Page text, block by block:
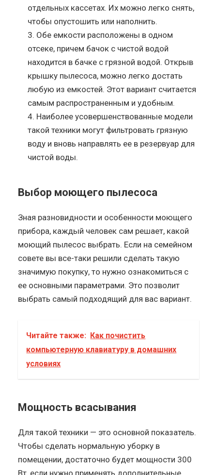
отдельных кассетах. Их можно легко снять,
чтобы опустошить или наполнить.
Обе емкости расположены в одном
отсеке, причем бачок с чистой водой
находится в бачке с грязной водой. Открыв
крышку пылесоса, можно легко достать
любую из емкостей. Этот вариант считается
самым распространенным и удобным.
Наиболее усовершенствованные модели
такой техники могут фильтровать грязную
воду и вновь направлять ее в резервуар для
чистой воды.
Выбор моющего пылесоса
Зная разновидности и особенности моющего
прибора, каждый человек сам решает, какой
моющий пылесос выбрать. Если на семейном
совете вы все-таки решили сделать такую
значимую покупку, то нужно ознакомиться с
ее основными параметрами. Это позволит
выбрать самый подходящий для вас вариант.
Читайте также: Как почистить
компьютерную клавиатуру в домашних
условиях
Мощность всасывания
Для такой техники — это основной показатель.
Чтобы сделать нормальную уборку в
помещении, достаточно будет мощности 300
Вт, если нужно применять дополнительные